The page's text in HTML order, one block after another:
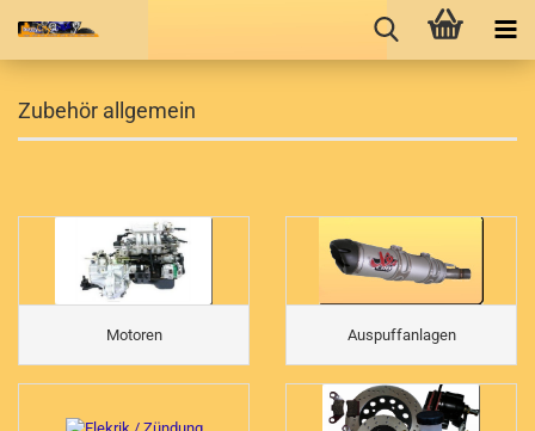
Zubehör allgemein
Motoren Auspuffanlagen